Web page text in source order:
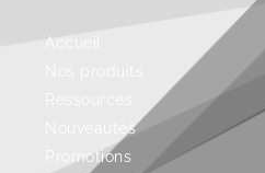
Accueil
Nouveautés
Promotions